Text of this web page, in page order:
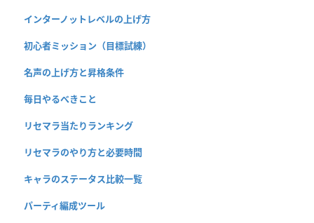
インターノットレベルの上げ方
初心者ミッション（目標試練）
名声の上げ方と昇格条件
毎日やるべきこと
リセマラ当たりランキング
リセマラのやり方と必要時間
キャラのステータス比較一覧
パーティ編成ツール